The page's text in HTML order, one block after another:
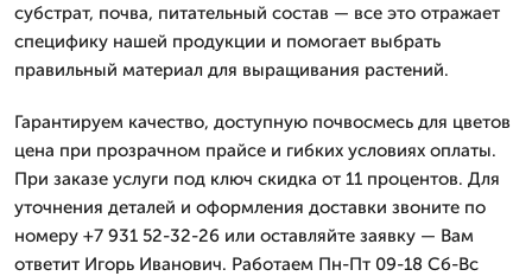
субстрат, почва, питательный состав — все это отражает
специфику нашей продукции и помогает выбрать
правильный материал для выращивания растений.
Гарантируем качество, доступную почвосмесь для цветов
цена при прозрачном прайсе и гибких условиях оплаты.
При заказе услуги под ключ скидка от 11 процентов. Для
уточнения деталей и оформления доставки звоните по
номеру +7 931 52-32-26 или оставляйте заявку — Вам
ответит Игорь Иванович. Работаем Пн-Пт 09-18 Сб-Вс